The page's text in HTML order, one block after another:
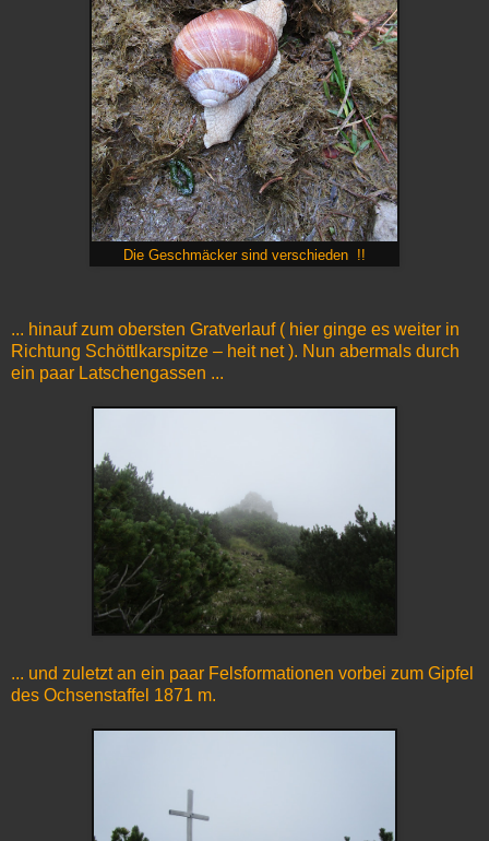
Die Geschmäcker sind verschieden !!
... hinauf zum obersten Gratverlauf ( hier ginge es weiter in
Richtung Schöttlkarspitze – heit net ). Nun abermals durch
ein paar Latschengassen ...
... und zuletzt an ein paar Felsformationen vorbei zum Gipfel
des Ochsenstaffel 1871 m.